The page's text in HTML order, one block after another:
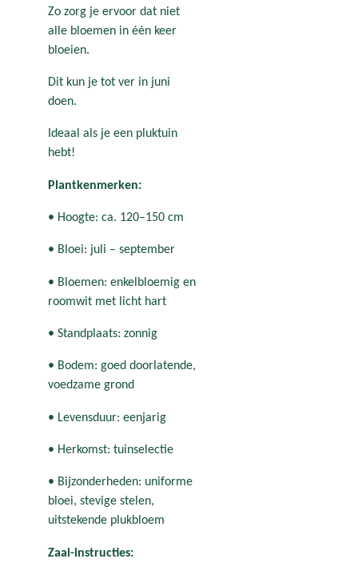
Zo zorg je ervoor dat niet
alle bloemen in één keer
bloeien.
Dit kun je tot ver in juni
doen.
Ideaal als je een pluktuin
hebt!
Plantkenmerken:
• Hoogte: ca. 120–150 cm
• Bloei: juli – september
• Bloemen: enkelbloemig en
roomwit met licht hart
• Standplaats: zonnig
• Bodem: goed doorlatende,
voedzame grond
• Levensduur: eenjarig
• Herkomst: tuinselectie
• Bijzonderheden: uniforme
bloei, stevige stelen,
uitstekende plukbloem
Zaai-instructies: